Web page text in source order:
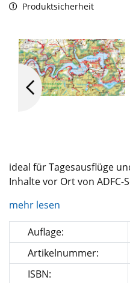
Produktsicherheit
ideal für Tagesausflüge
Inhalte vor Ort von
mehr lesen
Auflage:
Artikelnummer:
ISBN: